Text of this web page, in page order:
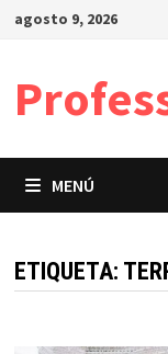
Saltar
agosto 9, 2026
MENÚ
ETIQUETA: